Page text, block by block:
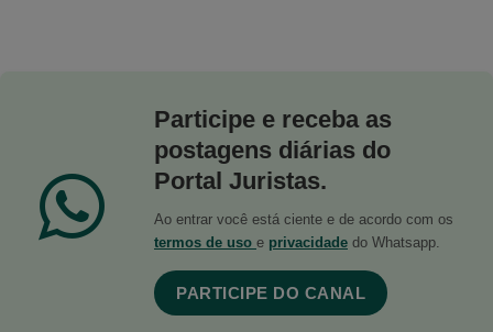
Participe e receba as
postagens diárias do
Portal Juristas.
Ao entrar você está ciente e de acordo com os
termos de uso e privacidade do Whatsapp.
PARTICIPE DO CANAL